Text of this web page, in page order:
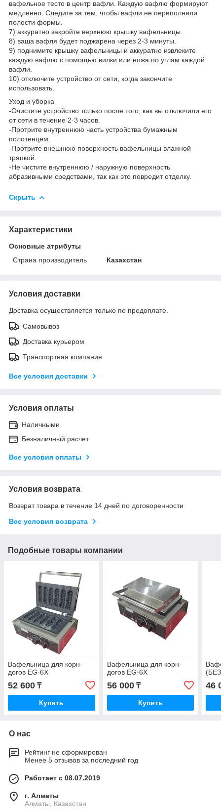
вафельное тесто в центр вафли. Каждую вафлю формируют
медленно. Следите за тем, чтобы вафли не переполняли
полости формы.
7) аккуратно закройте верхнюю крышку вафельницы.
8) ваша вафля будет поджарена через 2-3 минуты.
9) поднимите крышку вафельницы и аккуратно извлеките
каждую вафлю с помощью вилки или ножа по углам каждой
вафли.
10) отключите устройство от сети, когда закончите
использовать.
Уход и уборка
-Очистите устройство только после того, как вы отключили его
от сети в течение 2-3 часов.
-Протрите внутреннюю часть устройства бумажным
полотенцем.
-Протрите внешнюю поверхность вафельницы влажной
тряпкой.
-Не чистите внутреннюю / наружную поверхность
абразивными средствами, так как это повредит отделку.
Скрыть
Характеристики
Основные атрибуты
Страна производитель
Казахстан
Условия доставки
Доставка осуществляется только по предоплате.
Самовывоз
Доставка курьером
Транспортная компания
Все условия доставки
Условия оплаты
Наличными
Безналичный расчет
Все условия оплаты
Условия возврата
Возврат товара в течение 14 дней по договоренности
Все условия возврата
Подобные товары компании
Вафельница для корн-
догов EG-6X
52 600 ₸
Купить
Вафельница для корн-
догов EG-6X
56 000₸
Купить
46
О нас
Рейтинг не сформирован
Менее 5 отзывов за последний год
Работает с 08.07.2019
г. Алматы
Алматы, Казахстан